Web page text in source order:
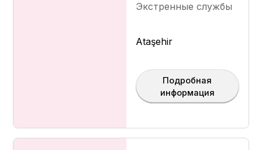
Экстренные службы
Ataşehir
Подробная
информация